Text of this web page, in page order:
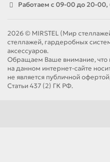
Работаем с 09-00 до 20-
2026 © MIRSTEL (Мир
стеллажей, гардеробных
аксессуаров.
Обращаем Ваше внимание,
на данном интернет-сайте
не является публичной
Статьи 437 (2) ГК РФ.